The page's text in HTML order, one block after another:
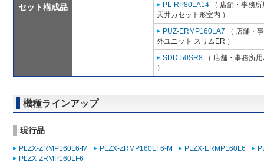
セット構成品
PL-RP80LA14 （ 店舗・事務
天井カセット形室内 ）
PUZ-ERMP160LA7 （ 店舗・
外ユニット スリムER ）
SDD-50SR8 （ 店舗・事務所
）
機種ラインアップ
現行品
PLZX-ZRMP160L6-M PLZX-ZRMP160LF6-M PLZX-ERMP160L6
PLZX-ZRMP160LF6